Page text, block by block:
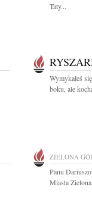
Taty...
Wymykałeś
boku, ale
ZIELONA
Panu
Miasta